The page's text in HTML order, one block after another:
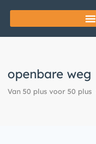
openbare weg
Van 50 plus voor 50 plus